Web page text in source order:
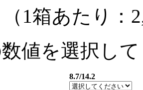
（1箱あたり：
値を選択し
8.7/14.2